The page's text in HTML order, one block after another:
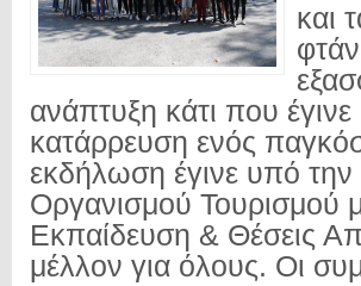
και
ανάπτυξη κάτι που
κατάρρευση ενός
εκδήλωση έγινε υπό την
Οργανισμού Τουρισμού
Εκπαίδευση & Θέσεις
μέλλον για όλους. Οι